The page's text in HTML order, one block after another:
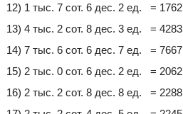
12) 1 тыс. 7 сот. 6 дес. 2 ед. = 1762
13) 4 тыс. 2 сот. 8 дес. 3 ед. = 4283
14) 7 тыс. 6 сот. 6 дес. 7 ед. = 7667
15) 2 тыс. 0 сот. 6 дес. 2 ед. = 2062
16) 2 тыс. 2 сот. 8 дес. 8 ед. = 2288